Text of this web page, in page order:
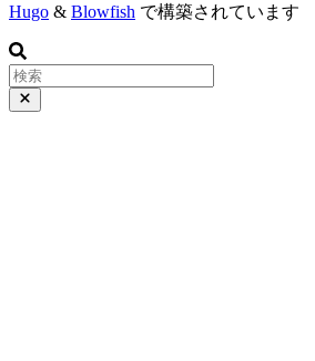
Hugo & Blowfish で構築されています